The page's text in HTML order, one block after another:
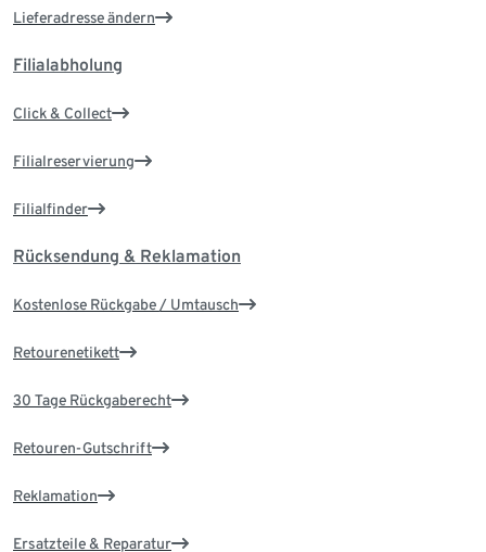
Lieferadresse ändern
Filialabholung
Click & Collect
Filialreservierung
Filialfinder
Rücksendung & Reklamation
Kostenlose Rückgabe / Umtausch
Retourenetikett
30 Tage Rückgaberecht
Retouren-Gutschrift
Reklamation
Ersatzteile & Reparatur